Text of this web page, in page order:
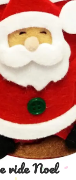
vide Noel